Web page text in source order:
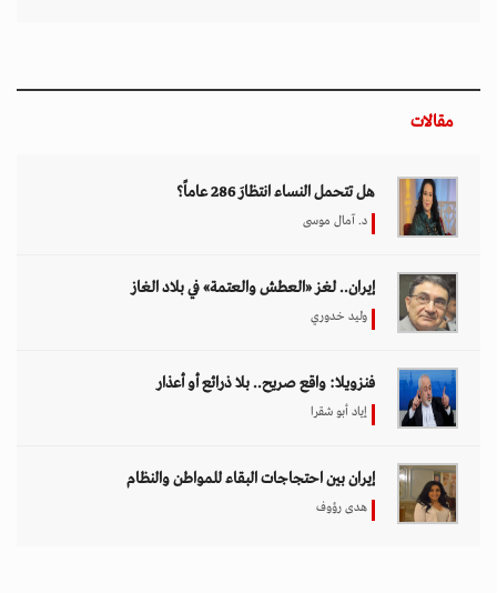
مقالات
هل تتحمل النساء انتظارَ 286 عاماً؟
د. آمال موسى
إيران.. لغز «العطش والعتمة» في بلاد الغاز
وليد خدوري
فنزويلا: واقع صريح.. بلا ذرائع أو أعذار
إياد أبو شقرا
إيران بين احتجاجات البقاء للمواطن والنظام
هدى رؤوف